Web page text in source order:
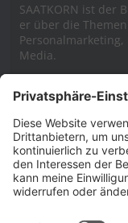
SAATKORN ist der
er über die
Media.
Impressum
Impressum